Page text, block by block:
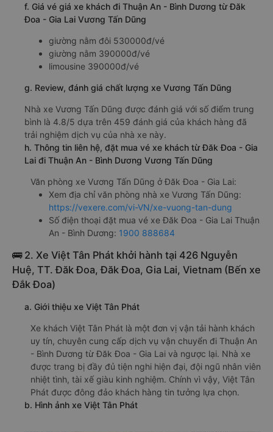
f. Giá vé giá xe khách đi Thuận An - Bình Dương từ Đăk
Đoa - Gia Lai Vương Tấn Dũng
giường nằm đôi 530000đ/vé
giường nằm 390000đ/vé
limousine 390000đ/vé
g. Review, đánh giá chất lượng xe Vương Tấn Dũng
Nhà xe Vương Tấn Dũng được đánh giá với số điểm trung
bình là 4.8/5 dựa trên 459 đánh giá của khách hàng đã
trải nghiệm dịch vụ của nhà xe này.
h. Thông tin liên hệ, đặt mua vé xe khách từ Đăk Đoa - Gia
Lai đi Thuận An - Bình Dương Vương Tấn Dũng
Văn phòng xe Vương Tấn Dũng ở Đăk Đoa - Gia Lai:
Xem địa chỉ văn phòng nhà xe Vương Tấn Dũng:
https://vexere.com/vi-VN/xe-vuong-tan-dung
Số điện thoại đặt mua vé xe Đăk Đoa - Gia Lai Thuận
An - Bình Dương: 1900 888684
🚌 2. Xe Việt Tân Phát khởi hành tại 426 Nguyễn
Huệ, TT. Đăk Đoa, Đăk Đoa, Gia Lai, Vietnam (Bến xe
Đắk Đoa)
a. Giới thiệu xe Việt Tân Phát
Xe khách Việt Tân Phát là một đơn vị vận tải hành khách
uy tín, chuyên cung cấp dịch vụ vận chuyển đi Thuận An
- Bình Dương từ Đăk Đoa - Gia Lai và ngược lại. Nhà xe
được trang bị đầy đủ tiện nghi hiện đại, đội ngũ nhân viên
nhiệt tình, tài xế giàu kinh nghiệm. Chính vì vậy, Việt Tân
Phát được đông đảo khách hàng tin tưởng lựa chọn.
b. Hình ảnh xe Việt Tân Phát